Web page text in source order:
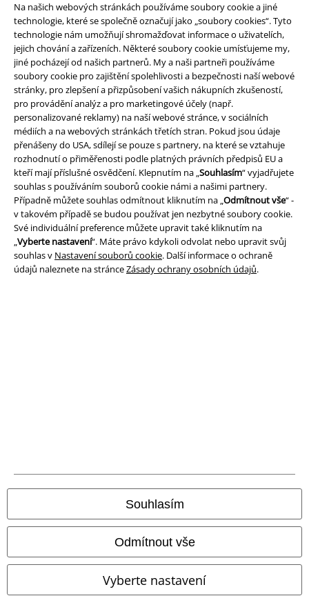
Na našich webových stránkách používáme soubory cookie a jiné
technologie, které se společně označují jako „soubory cookies“. Tyto
technologie nám umožňují shromažďovat informace o uživatelích,
jejich chování a zařízeních. Některé soubory cookie umísťujeme my,
jiné pocházejí od našich partnerů. My a naši partneři používáme
soubory cookie pro zajištění spolehlivosti a bezpečnosti naší webové
stránky, pro zlepšení a přizpůsobení vašich nákupních zkušeností,
pro provádění analýz a pro marketingové účely (např.
personalizované reklamy) na naší webové stránce, v sociálních
médiích a na webových stránkách třetích stran. Pokud jsou údaje
přenášeny do USA, sdílejí se pouze s partnery, na které se vztahuje
rozhodnutí o přiměřenosti podle platných právních předpisů EU a
kteří mají příslušné osvědčení. Klepnutím na „Souhlasím“ vyjadřujete
souhlas s používáním souborů cookie námi a našimi partnery.
Případně můžete souhlas odmítnout kliknutím na „Odmítnout vše“ -
v takovém případě se budou používat jen nezbytné soubory cookie.
Své individuální preference můžete upravit také kliknutím na
„Vyberte nastavení“. Máte právo kdykoli odvolat nebo upravit svůj
souhlas v Nastavení souborů cookie. Další informace o ochraně
údajů naleznete na stránceZásady ochrany osobních údajů.
Souhlasím
Odmítnout vše
Vyberte nastavení
Staňte se součástí komunity!
Způsoby platby
Bankovní převod Platba na dobírku
A Warner Music Group Company